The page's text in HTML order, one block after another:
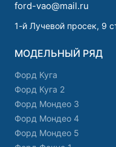
МОДЕЛЬНЫЙ РЯД
Форд Куга
Форд Куга 2
Форд Мондео 3
Форд Мондео 4
Форд Мондео 5
ford-vao@mail.ru
1-й Лучевой просек, 9